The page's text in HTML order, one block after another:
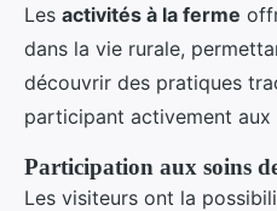
Les activités à la ferme
dans la vie rurale,
découvrir des pratiques
participant activement aux
Participation aux soins
Les visiteurs ont la